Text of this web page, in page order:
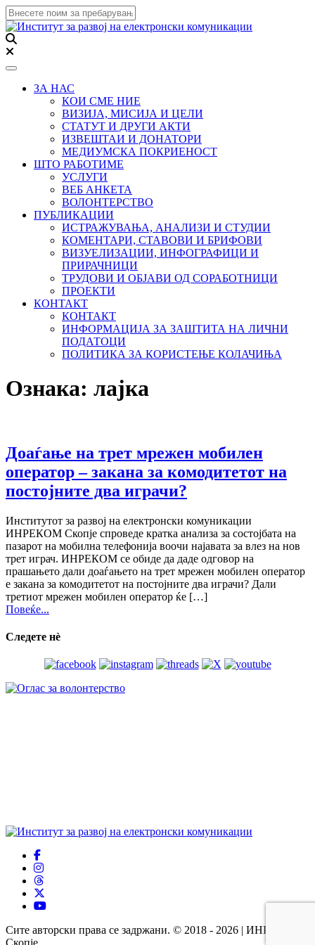
Toggle navigation
ЗА НАС
КОИ СМЕ НИЕ
ВИЗИЈА, МИСИЈА И ЦЕЛИ
СТАТУТ И ДРУГИ АКТИ
ИЗВЕШТАИ И ДОНАТОРИ
МЕДИУМСКА ПОКРИЕНОСТ
ШТО РАБОТИМЕ
УСЛУГИ
ВЕБ АНКЕТА
ВОЛОНТЕРСТВО
ПУБЛИКАЦИИ
ИСТРАЖУВАЊА, АНАЛИЗИ И СТУДИИ
КОМЕНТАРИ, СТАВОВИ И БРИФОВИ
ВИЗУЕЛИЗАЦИИ, ИНФОГРАФИЦИ И
ПРИРАЧНИЦИ
ТРУДОВИ И ОБЈАВИ ОД СОРАБОТНИЦИ
ПРОЕКТИ
КОНТАКТ
КОНТАКТ
ИНФОРМАЦИЈА ЗА ЗАШТИТА НА ЛИЧНИ
ПОДАТОЦИ
ПОЛИТИКА ЗА КОРИСТЕЊЕ КОЛАЧИЊА
Ознака: лајка
Доаѓање на трет мрежен мобилен
оператор – закана за комодитетот на
постојните два играчи?
Институтот за развој на електронски комуникации
ИНРЕКОМ Скопје спроведе кратка анализа за состојбата на
пазарот на мобилна телефонија воочи најавата за влез на нов
трет играч. ИНРЕКОМ се обиде да даде одговор на
прашањето дали доаѓањето на трет мрежен мобилен оператор
е закана за комодитетот на постојните два играчи? Дали
третиот мрежен мобилен оператор ќе […]
Повеќе...
Следете нѐ
Сите авторски права се задржани. © 2018 - 2026 | ИНРЕКОМ